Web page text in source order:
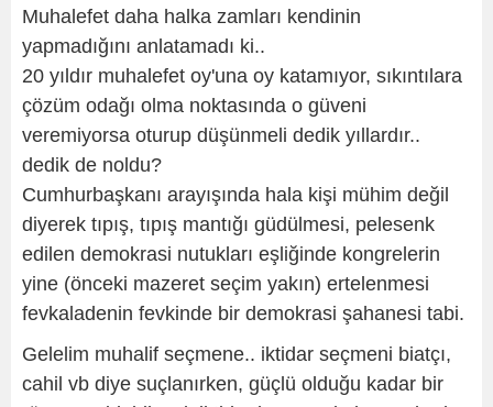
Muhalefet daha halka zamları kendinin
yapmadığını anlatamadı ki..
20 yıldır muhalefet oy'una oy katamıyor, sıkıntılara
çözüm odağı olma noktasında o güveni
veremiyorsa oturup düşünmeli dedik yıllardır..
dedik de noldu?
Cumhurbaşkanı arayışında hala kişi mühim değil
diyerek tıpış, tıpış mantığı güdülmesi, pelesenk
edilen demokrasi nutukları eşliğinde kongrelerin
yine (önceki mazeret seçim yakın) ertelenmesi
fevkaladenin fevkinde bir demokrasi şahanesi tabi.
Gelelim muhalif seçmene.. iktidar seçmeni biatçı,
cahil vb diye suçlanırken, güçlü olduğu kadar bir